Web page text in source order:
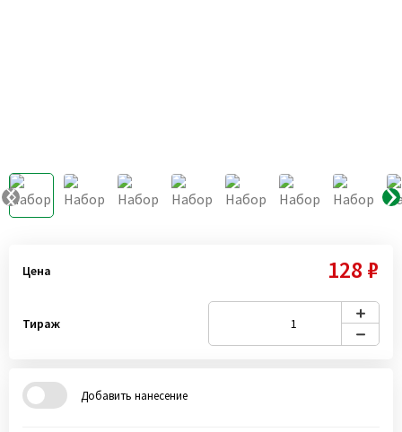
Цена 128 ₽
Тираж
Добавить нанесение